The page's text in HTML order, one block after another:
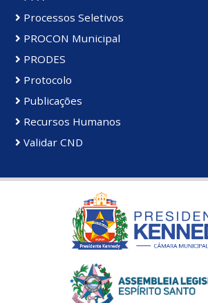
Processos Seletivos
PROCON Municipal
PRODES
Protocolo
Publicações
Recursos Humanos
Validar CND